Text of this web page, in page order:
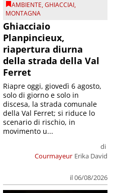
AMBIENTE,GHIACCIAI,
MONTAGNA
Ghiacciaio
Planpincieux,
riapertura diurna
della strada della Val
Ferret
Courmayeur
di
Erika David
il 06/08/2026
Riapre oggi, giovedì 6 agosto,
solo di giorno e solo in
discesa, la strada comunale
della Val Ferret; si riduce lo
scenario di rischio, in
movimento u...